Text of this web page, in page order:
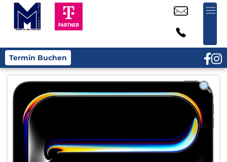
Termin Buchen